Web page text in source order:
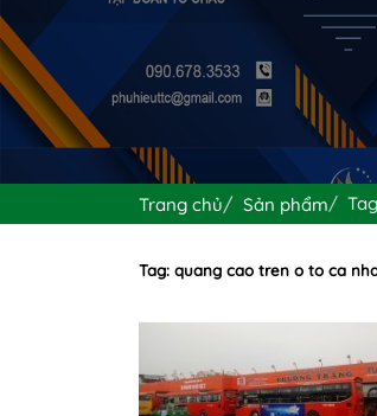
Trang chủ Sản phẩm
Tag: quang cao tren o to ca